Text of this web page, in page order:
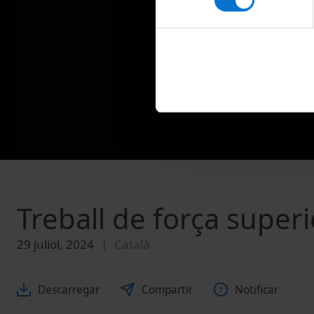
Treball de força
29 juliol, 2024 Català
Descarregar Compartir Notificar